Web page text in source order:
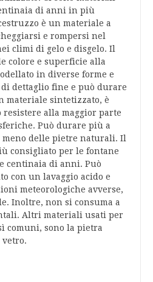
di anni in più
è un materiale a
e rompersi nel
climi di gelo e disgelo. Il
colore e superficie alla
in diverse forme e
dettaglio fine e può durare
materiale sintetizzato, è
resistere alla maggior parte
Può durare più a
meno delle pietre naturali. Il
consigliato per le fontane
centinaia di anni. Può
con un lavaggio acido e
meteorologiche avverse,
Inoltre, non si consuma a
Altri materiali usati per
comuni, sono la pietra
vetro.